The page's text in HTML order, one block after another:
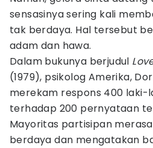
sensasinya sering kali
tak berdaya. Hal tersebut
adam dan hawa.
Dalam bukunya berjudul
(1979), psikolog Amerika,
merekam respons 400 laki-
terhadap 200 pernyataan
Mayoritas partisipan
berdaya dan mengatakan